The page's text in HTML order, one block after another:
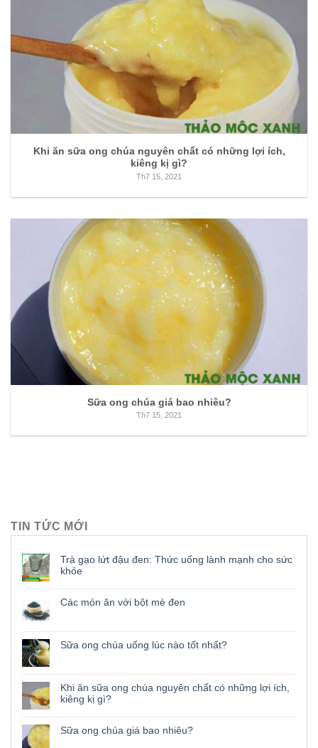
Khi ăn sữa ong chúa nguyên chất có những lợi ích,
kiêng kị gì?
Th7 15, 2021
Sữa ong chúa giá bao nhiêu?
Th7 15, 2021
TIN TỨC MỚI
Trà gạo lứt đậu đen: Thức uống lành mạnh cho sức
khỏe
Các món ăn với bột mè đen
Sữa ong chúa uống lúc nào tốt nhất?
Khi ăn sữa ong chúa nguyên chất có những lợi ích,
kiêng kị gì?
Sữa ong chúa giá bao nhiêu?